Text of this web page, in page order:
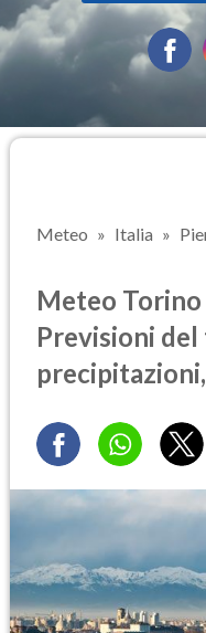
Meteo Italia
Meteo
Previsioni del